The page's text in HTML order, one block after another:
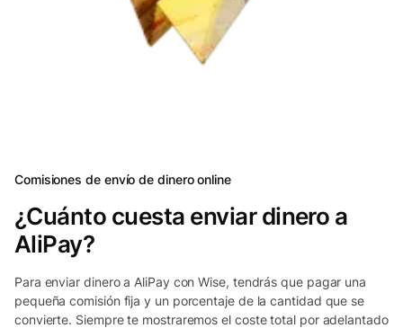
Comisiones de envío de dinero online
¿Cuánto cuesta enviar dinero a
AliPay?
Para enviar dinero a AliPay con Wise, tendrás que pagar una
pequeña comisión fija y un porcentaje de la cantidad que se
convierte. Siempre te mostraremos el coste total por adelantado